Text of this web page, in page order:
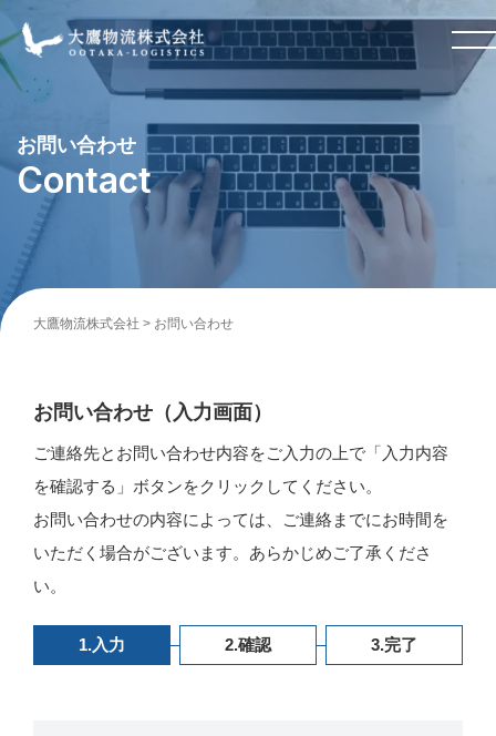
お問い合わせ
Contact
大鷹物流株式会社 > お問い合わせ
お問い合わせ（入力画面）
ご連絡先とお問い合わせ内容をご入力の上で「入力内容
を確認する」ボタンをクリックしてください。
お問い合わせの内容によっては、ご連絡までにお時間を
いただく場合がございます。あらかじめご了承くださ
い。
1.入力 2.確認 3.完了